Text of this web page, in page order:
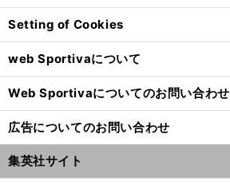
Setting of Cookies
web Sportivaについて
Web Sportivaについてのお問い合わせ
広告についてのお問い合わせ
集英社サイト